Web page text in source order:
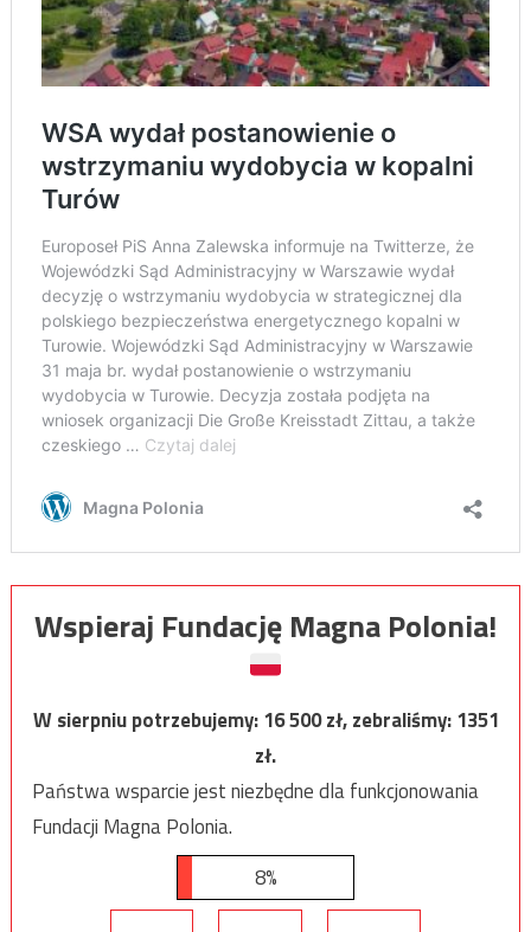
Wspieraj Fundację Magna Polonia!
W sierpniu potrzebujemy:16 500zł, zebraliśmy:1351
zł.
Państwa wsparcie jest niezbędne dla funkcjonowania
Fundacji Magna Polonia.
8%